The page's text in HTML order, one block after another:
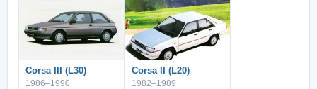
Corsa III (L30)
1986–1990
Corsa II (L20)
1982–1989